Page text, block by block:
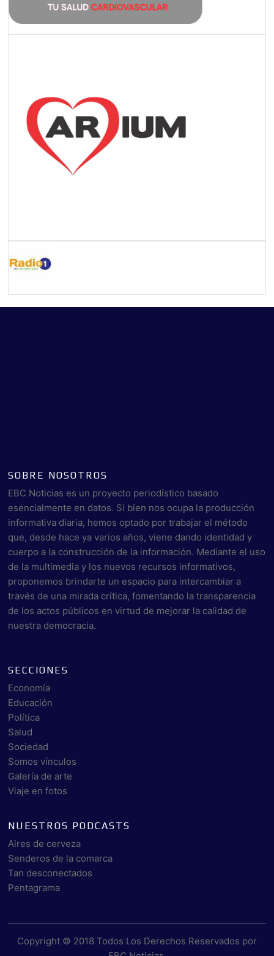
SOBRE NOSOTROS
EBC Noticias es un proyecto periodístico basado
esencialmente en datos. Si bien nos ocupa la producción
informativa diaria, hemos optado por trabajar el método
que, desde hace ya varios años, viene dando identidad y
cuerpo a la construcción de la información. Mediante el uso
de la multimedia y los nuevos recursos informativos,
proponemos brindarte un espacio para intercambiar a
través de una mirada crítica, fomentando la transparencia
de los actos públicos en virtud de mejorar la calidad de
nuestra democracia.
SECCIONES
Economía
Educación
Política
Salud
Sociedad
Somos vínculos
Galería de arte
Viaje en fotos
NUESTROS PODCASTS
Aires de cerveza
Senderos de la comarca
Tan desconectados
Pentagrama
Copyright © 2018 Todos Los Derechos Reservados por